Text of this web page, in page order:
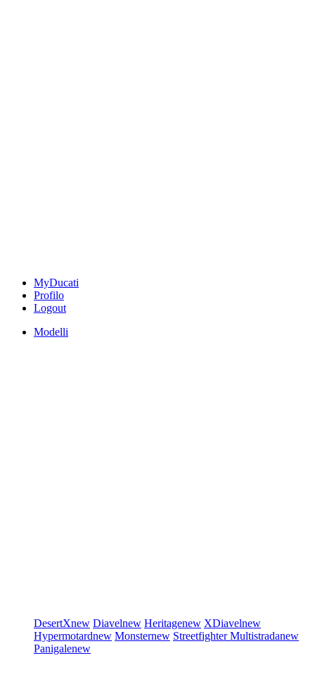
MyDucati
Profilo
Logout
Modelli
DesertXnew Diavelnew Heritagenew XDiavelnew
Hypermotardnew Monsternew StreetfighterMultistradanew
Panigalenew